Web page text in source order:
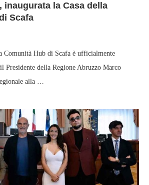
inaugurata la Casa della
Scafa
Comunità Hub di Scafa è ufficialmente
Presidente della Regione Abruzzo Marco
alla …